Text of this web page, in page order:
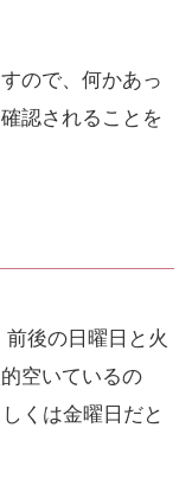
ので、何かあっ
認されることを
後の日曜日と火
空いているの
くは金曜日だと